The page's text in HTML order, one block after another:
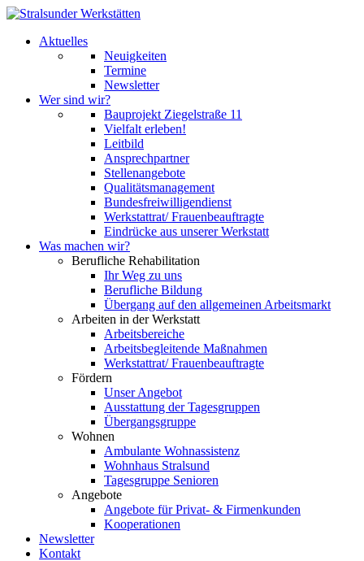
Aktuelles
Neuigkeiten
Termine
Newsletter
Wer sind wir?
Bauprojekt Ziegelstraße 11
Vielfalt erleben!
Leitbild
Ansprechpartner
Stellenangebote
Qualitätsmanagement
Bundesfreiwilligendienst
Werkstattrat/ Frauenbeauftragte
Eindrücke aus unserer Werkstatt
Was machen wir?
Berufliche Rehabilitation
Ihr Weg zu uns
Berufliche Bildung
Übergang auf den allgemeinen Arbeitsmarkt
Arbeiten in der Werkstatt
Arbeitsbereiche
Arbeitsbegleitende Maßnahmen
Werkstattrat/ Frauenbeauftragte
Fördern
Unser Angebot
Ausstattung der Tagesgruppen
Übergangsgruppe
Wohnen
Ambulante Wohnassistenz
Wohnhaus Stralsund
Tagesgruppe Senioren
Angebote
Angebote für Privat- & Firmenkunden
Kooperationen
Newsletter
Kontakt